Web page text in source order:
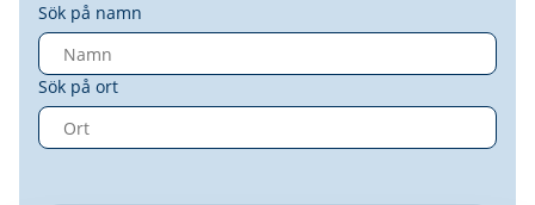
Sök på namn
Sök på ort